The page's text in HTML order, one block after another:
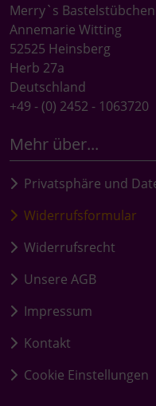
Merry`s Bastelstübchen
Annemarie Witting
52525 Heinsberg
Herb 27a
Deutschland
+49 - (0) 2452 - 1063720
Mehr über...
Privatsphäre und
Widerrufsformular
Widerrufsrecht
Unsere AGB
Impressum
Kontakt
Cookie Einstellungen